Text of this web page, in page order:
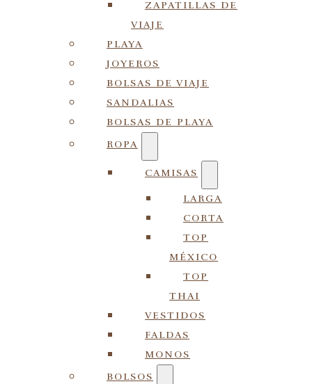
ZAPATILLAS DE
VIAJE
PLAYA
JOYEROS
BOLSAS DE VIAJE
SANDALIAS
BOLSAS DE PLAYA
ROPA
CAMISAS
LARGA
CORTA
TOP
MÉXICO
TOP
THAI
VESTIDOS
FALDAS
MONOS
BOLSOS